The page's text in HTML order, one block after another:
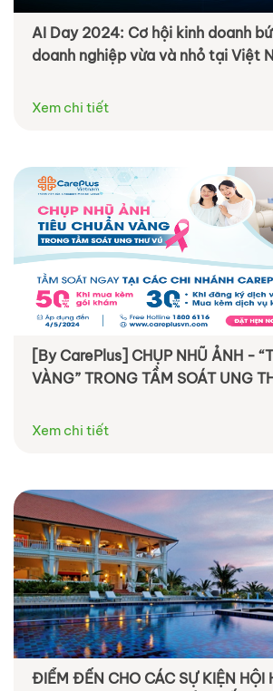
AI Day 2024: Cơ hội kinh doanh
doanh nghiệp vừa và nhỏ tại Việt
Xem chi tiết
[By CarePlus] CHỤP NHŨ ẢNH - “TIÊU CHUẨN
VÀNG” TRONG TẦM SOÁT UNG
Xem chi tiết
ĐIỂM ĐẾN CHO CÁC SỰ KIỆN HỘI